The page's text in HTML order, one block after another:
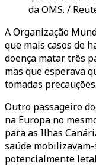
da OMS. /
A Organização
que mais casos de
doença matar três
mas que esperava
tomadas precauções.
Outro passageiro
na Europa no
para as Ilhas
saúde
potencialmente